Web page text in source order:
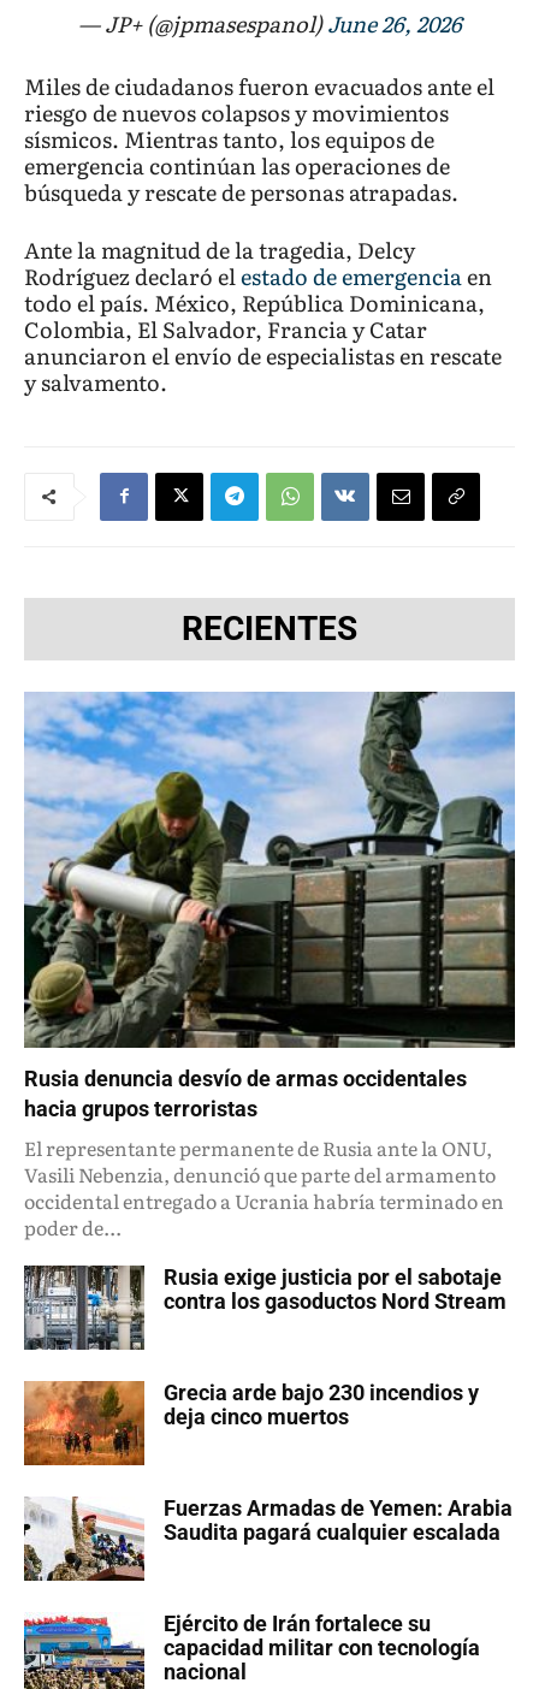
— JP+ (@jpmasespanol)June 26, 2026
Miles de ciudadanos fueron evacuados ante el
riesgo de nuevos colapsos y movimientos
sísmicos. Mientras tanto, los equipos de
emergencia continúan las operaciones de
búsqueda y rescate de personas atrapadas.
Ante la magnitud de la tragedia, Delcy
Rodríguez declaró elestado de emergenciaen
todo el país. México, República Dominicana,
Colombia, El Salvador, Francia y Catar
anunciaron el envío de especialistas en rescate
y salvamento.
RECIENTES
Rusia denuncia desvío de armas occidentales
hacia grupos terroristas
El representante permanente de Rusia ante la ONU,
Vasili Nebenzia, denunció que parte del armamento
occidental entregado a Ucrania habría terminado en
poder de...
Rusia exige justicia por el sabotaje
contra los gasoductos Nord Stream
Grecia arde bajo 230 incendios y
deja cinco muertos
Fuerzas Armadas de Yemen: Arabia
Saudita pagará cualquier escalada
Ejército de Irán fortalece su
capacidad militar con tecnología
nacional